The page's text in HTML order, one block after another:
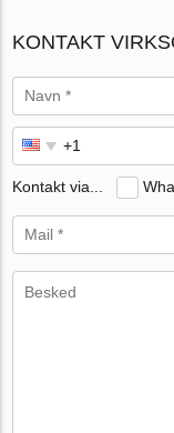
KONTAKT
Kontakt via...